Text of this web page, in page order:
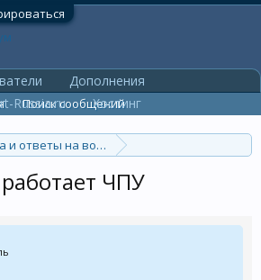
и ответы на вопросы
ЧПУ
Поиск сообщений
Дополнения
Russia.ru
Хостинг